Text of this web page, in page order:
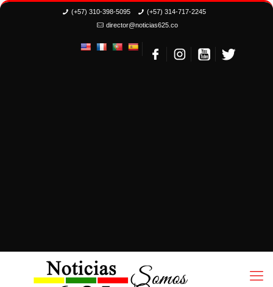
(+57) 310-398-5095
(+57) 314-717-2245
director@noticias625.co